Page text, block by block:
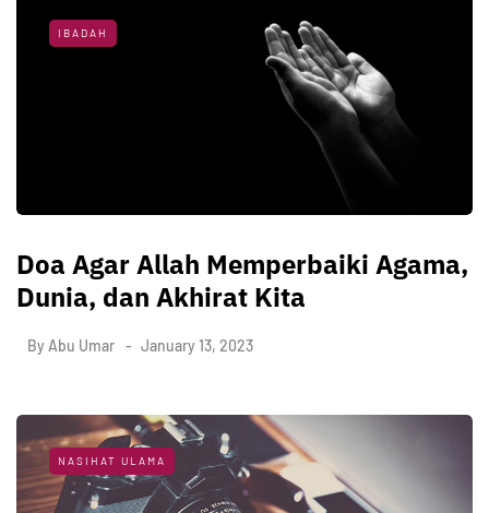
IBADAH
Doa Agar Allah Memperbaiki Agama,
Dunia, dan Akhirat Kita
By Abu Umar January 13, 2023
NASIHAT ULAMA